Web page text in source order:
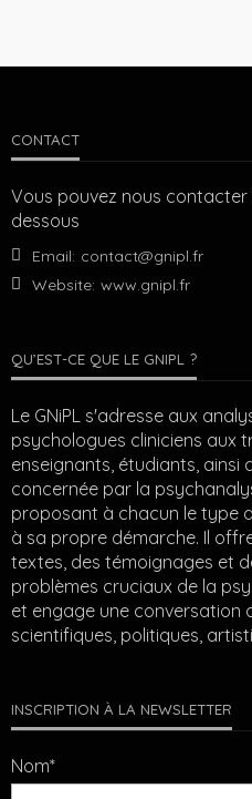
CONTACT
Vous pouvez nous
dessous
Email: contact@gnipl.fr
Website: www.gnipl.fr
QU’EST-CE QUE LE GNIPL ?
Le GNiPL s'adresse aux
psychologues cliniciens aux
enseignants, étudiants, ainsi
concernée par la
proposant à chacun le type
à sa propre démarche. Il
textes, des témoignages et
problèmes cruciaux de la
et engage une conversation
scientifiques, politiques,
INSCRIPTION À LA NEWSLETTER
Nom*